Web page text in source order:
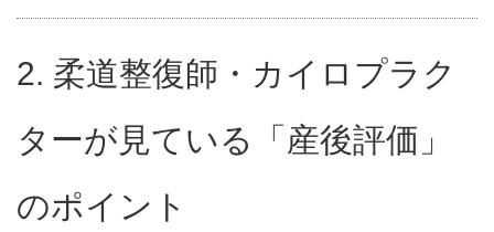
2. 柔道整復師・カイロプラク
ターが見ている「産後評価」
のポイント